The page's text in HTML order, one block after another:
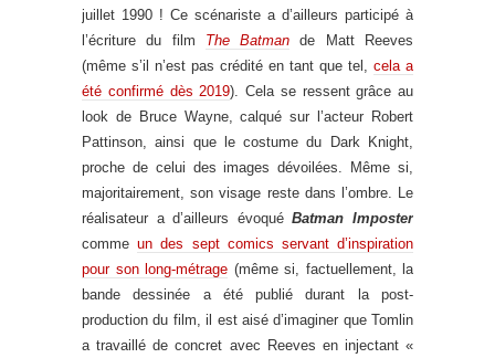
juillet 1990 ! Ce scénariste a d’ailleurs participé à
l’écriture du film The Batman de Matt Reeves
(même s’il n’est pas crédité en tant que tel, cela a
été confirmé dès 2019). Cela se ressent grâce au
look de Bruce Wayne, calqué sur l’acteur Robert
Pattinson, ainsi que le costume du Dark Knight,
proche de celui des images dévoilées. Même si,
majoritairement, son visage reste dans l’ombre. Le
réalisateur a d’ailleurs évoquéBatman Imposter
commeun des sept comics servant d’inspiration
pour son long-métrage (même si, factuellement, la
bande dessinée a été publié durant la post-
production du film, il est aisé d’imaginer que Tomlin
a travaillé de concret avec Reeves en injectant «